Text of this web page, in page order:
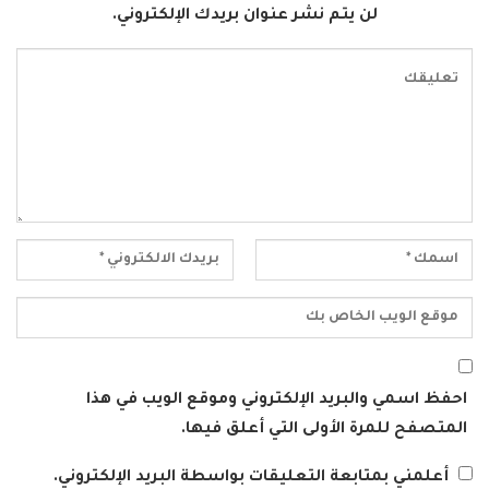
لن يتم نشر عنوان بريدك الإلكتروني.
احفظ اسمي والبريد الإلكتروني وموقع الويب في هذا
المتصفح للمرة الأولى التي أعلق فيها.
أعلمني بمتابعة التعليقات بواسطة البريد الإلكتروني.